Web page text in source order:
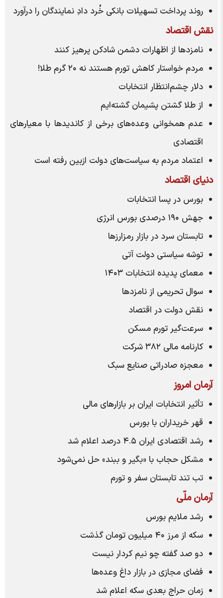
روند پرداخت تسهیلات بانکی خُرد دادِ نمایندگان را درآورد
نقش اقتصاد
نامزد‌ها از اظهارات دشمن شادکن پرهیز کنند
مردم خواستار کاهش تورم هستند نه ۲۰ گرم طلا!
دلار چشم‌انتظار انتخابات
از طلا گشتن پشیمان گشته‌ایم
عدم همخوانی وعده‌های برخی از کاندید‌ها با معیار‌های
اقتصادی
اعتماد مردم به سیاست‌های دولت ازبین رفته است
دنیای اقتصاد
بورس در پسا انتخابات
جهش ۱۹۰ درصدی بورس انرژی
تابستان سرد در بازار رمزارز‌ها
توشه سیاستی دولت آتی
معمای پدیده انتخابات ۱۴۰۳
سوال تحریمی از نامزد‌ها
نقش دولت در اقتصاد
سرعت‌گیر تورم مسکن
کارنامه مالی ۳۸۲ شرکت
معجزه صادراتی صنایع سبک
آرمان امروز
تأثیر انتخابات ایران بر بازار‌های مالی
قهر خریداران با بورس
رشد اقتصادی ایران ۴.۵ درصد اعلام شد
مشکل حجاب با «بگیر و ببند» حل نمی‌شود
تب تند تابستان سفر و تورم
آرمان ملّی
رشد ملایم بورس
سکه از مرز ۴۰ میلیون تومان گذشت
دو صد گفته چو نیم کردار نیست
فضای مجازی در بازار داغ وعده‌ها
زمان حراج بعدی سکه اعلام شد